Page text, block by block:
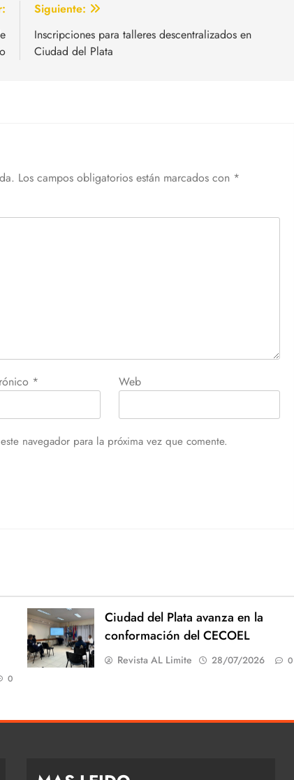
Siguiente:
Inscripciones para talleres descentralizados en
Ciudad del Plata
Los campos obligatorios están marcados con *
* Web
navegador para la próxima vez que comente.
0
Ciudad del Plata avanza en la
conformación del CECOEL
Revista AL Limite 28/07/2026 0